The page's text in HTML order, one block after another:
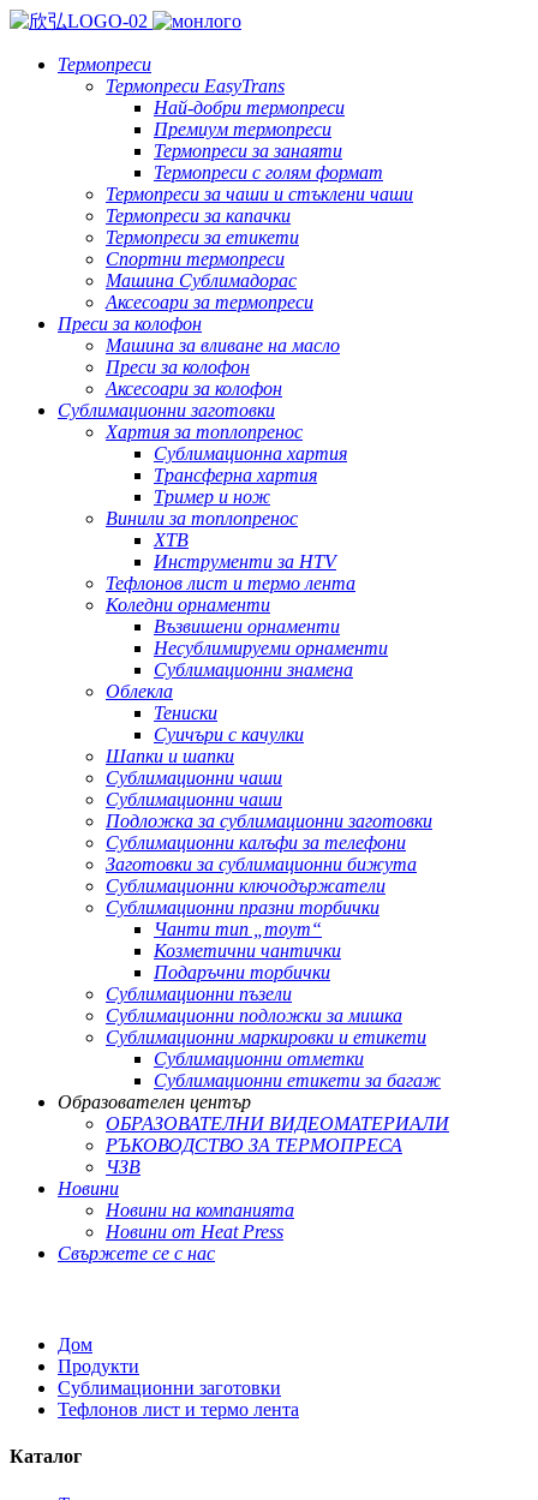
Термопреси
Термопреси EasyTrans
Най-добри термопреси
Премиум термопреси
Термопреси за занаяти
Термопреси с голям формат
Термопреси за чаши и стъклени чаши
Термопреси за капачки
Термопреси за етикети
Спортни термопреси
Машина Сублимадорас
Аксесоари за термопреси
Преси за колофон
Машина за вливане на масло
Преси за колофон
Аксесоари за колофон
Сублимационни заготовки
Хартия за топлопренос
Сублимационна хартия
Трансферна хартия
Тример и нож
Винили за топлопренос
ХТВ
Инструменти за HTV
Тефлонов лист и термо лента
Коледни орнаменти
Възвишени орнаменти
Несублимируеми орнаменти
Сублимационни знамена
Облекла
Тениски
Суичъри с качулки
Шапки и шапки
Сублимационни чаши
Сублимационни чаши
Подложка за сублимационни заготовки
Сублимационни калъфи за телефони
Заготовки за сублимационни бижута
Сублимационни ключодържатели
Сублимационни празни торбички
Чанти тип „тоут“
Козметични чантички
Подаръчни торбички
Сублимационни пъзели
Сублимационни подложки за мишка
Сублимационни маркировки и етикети
Сублимационни отметки
Сублимационни етикети за багаж
Образователен център
ОБРАЗОВАТЕЛНИ ВИДЕОМАТЕРИАЛИ
РЪКОВОДСТВО ЗА ТЕРМОПРЕСА
ЧЗВ
Новини
Новини на компанията
Новини от Heat Press
Свържете се с нас
Дом
Продукти
Сублимационни заготовки
Тефлонов лист и термо лента
Каталог